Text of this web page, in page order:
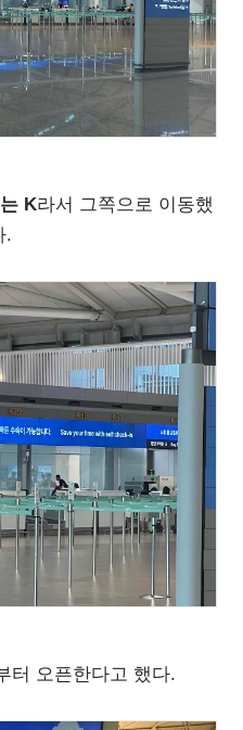
K라서 그쪽으로 이동했
.
터 오픈한다고 했다.